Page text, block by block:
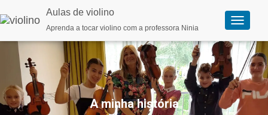
Aulas de violino
Aprenda a tocar violino com a professora Ninia
A
n
a
r
n
A minha história